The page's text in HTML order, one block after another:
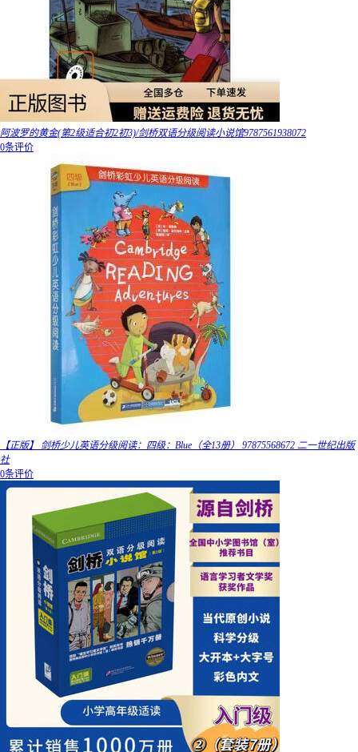
阿波罗的黄金(第2级适合初2初3)/剑桥双语分级阅读小说馆9787561938072
0条评价
【正版】 剑桥少儿英语分级阅读：四级：Blue（全13册） 97875568672 二一世纪出版
社
0条评价